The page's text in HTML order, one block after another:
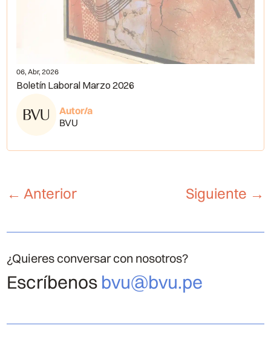
06, Abr, 2026
Boletín Laboral Marzo 2026
Autor/a
BVU
←Anterior Siguiente →
¿Quieres conversar con nosotros?
Escríbenos bvu@bvu.pe